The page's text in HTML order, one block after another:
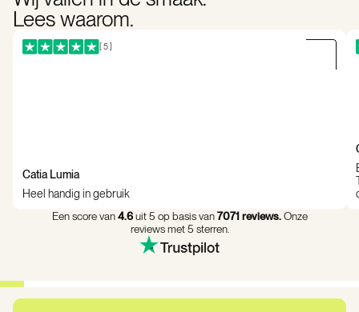
Lees waarom.
[ 5 ]
Catia Lumia
Heel handig in gebruik
Een score van4.6uit 5 op basis van7071 reviews.Onze
reviews met 5 sterren.